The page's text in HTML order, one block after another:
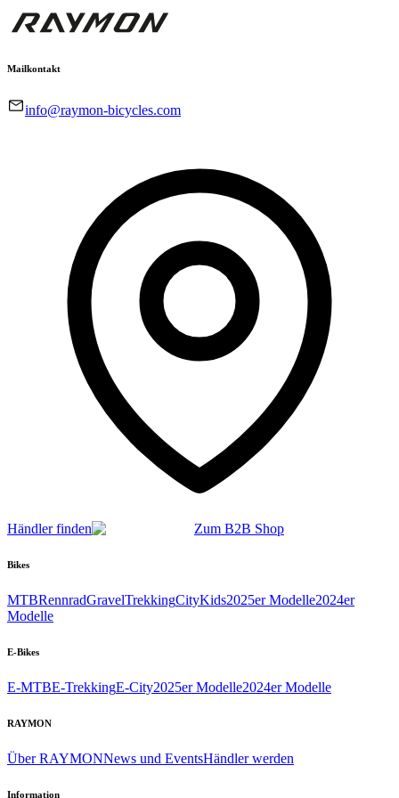
Mailkontakt
info@raymon-bicycles.com
Händler finden Zum B2B Shop
Bikes
MTBRennradGravelTrekkingCityKids2025er Modelle2024er
Modelle
E-Bikes
E-MTBE-TrekkingE-City2025er Modelle2024er Modelle
RAYMON
Über RAYMONNews und EventsHändler werden
Information